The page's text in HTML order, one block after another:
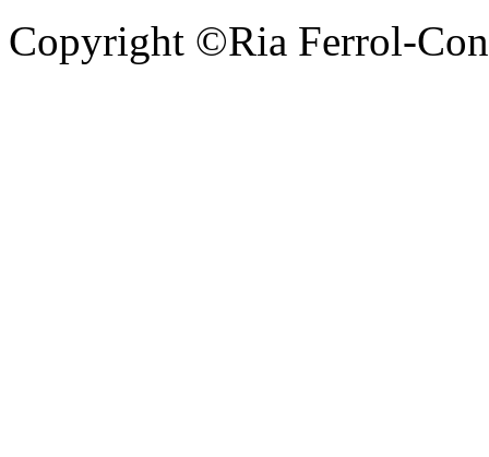
Copyright ©Ria Ferrol-